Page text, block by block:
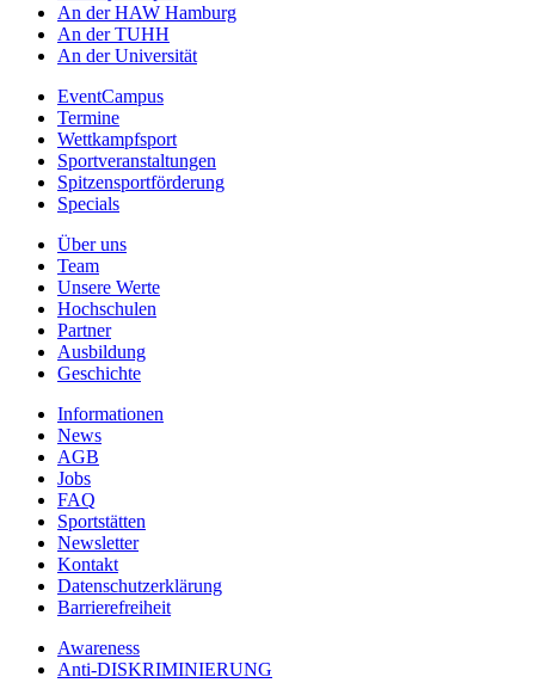
An der HAW Hamburg
An der TUHH
An der Universität
EventCampus
Termine
Wettkampfsport
Sportveranstaltungen
Spitzensportförderung
Specials
Über uns
Team
Unsere Werte
Hochschulen
Partner
Ausbildung
Geschichte
Informationen
News
AGB
Jobs
FAQ
Sportstätten
Newsletter
Kontakt
Datenschutzerklärung
Barrierefreiheit
Awareness
Anti-DISKRIMINIERUNG